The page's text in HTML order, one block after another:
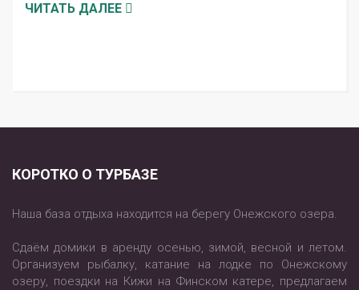
ЧИТАТЬ ДАЛЕЕ
КОРОТКО О ТУРБАЗЕ
Наша база отдыха находится на берегу Онежского озера.
Сдаём домики в аренду осенью, зимой, весной и летом.
Организуем рыбалку, катание на лодке по Онежскому
озеру, поездки на Кижи на Финском катере, предлагаем